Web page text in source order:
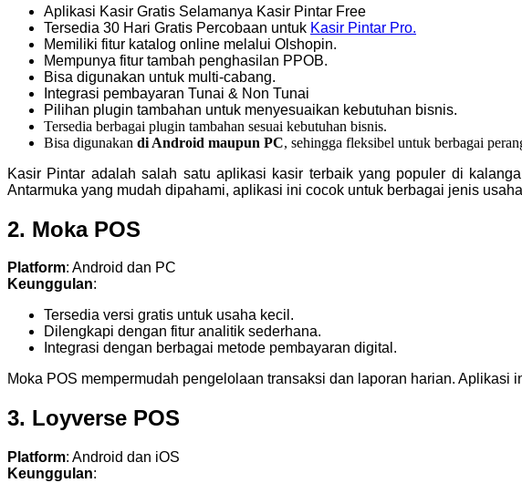
Aplikasi Kasir Gratis Selamanya Kasir Pintar Free
Tersedia 30 Hari Gratis Percobaan untuk Kasir Pintar Pro.
Memiliki fitur katalog online melalui Olshopin.
Mempunya fitur tambah penghasilan PPOB.
Bisa digunakan untuk multi-cabang.
Integrasi pembayaran Tunai & Non Tunai
Pilihan plugin tambahan untuk menyesuaikan kebutuhan bisnis.
Tersedia berbagai plugin tambahan sesuai kebutuhan bisnis.
Bisa digunakan di Android maupun PC, sehingga fleksibel untuk berbagai
Kasir Pintar adalah salah satu aplikasi kasir terbaik yang populer di
Antarmuka yang mudah dipahami, aplikasi ini cocok untuk berbagai jenis
2. Moka POS
Platform: Android dan PC
Keunggulan:
Tersedia versi gratis untuk usaha kecil.
Dilengkapi dengan fitur analitik sederhana.
Integrasi dengan berbagai metode pembayaran digital.
Moka POS mempermudah pengelolaan transaksi dan laporan harian.
3. Loyverse POS
Platform: Android dan iOS
Keunggulan: